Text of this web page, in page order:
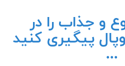
و جذاب را در
پیگیری کنید
...